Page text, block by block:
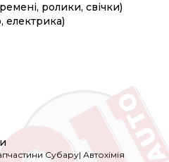
ролики, свічки)
електрика)
Субару| Автохімія